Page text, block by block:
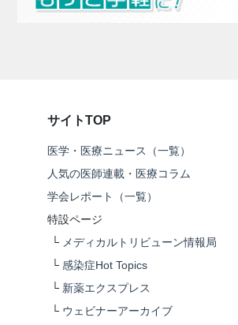
サイトTOP
医学・医療ニュース（一覧）
人気の医師連載・医療コラム
学会レポート（一覧）
特設ページ
└ メディカルトリビューン情報局
└ 感染症Hot Topics
└ 新薬エクスプレス
└ ウェビナーアーカイブ